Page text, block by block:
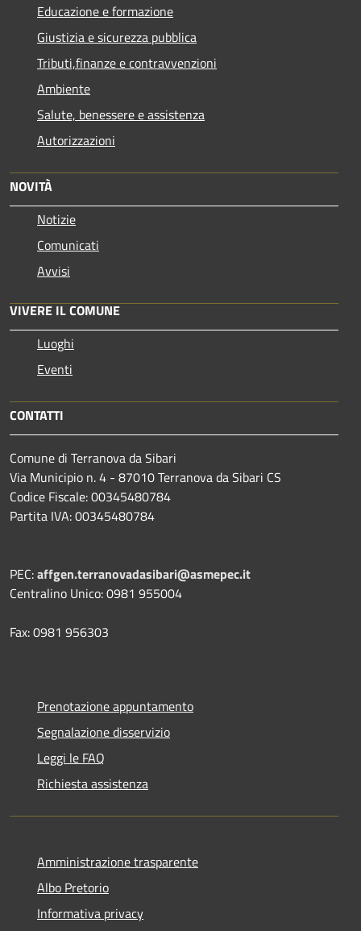
Educazione e formazione
Giustizia e sicurezza pubblica
Tributi,finanze e contravvenzioni
Ambiente
Salute, benessere e assistenza
Autorizzazioni
NOVITÀ
Notizie
Comunicati
Avvisi
VIVERE IL COMUNE
Luoghi
Eventi
CONTATTI
Comune di Terranova da Sibari
Via Municipio n. 4 - 87010 Terranova da Sibari CS
Codice Fiscale: 00345480784
Partita IVA: 00345480784
PEC:affgen.terranovadasibari@asmepec.it
Centralino Unico: 0981 955004
Fax: 0981 956303
Prenotazione appuntamento
Segnalazione disservizio
Leggi le FAQ
Richiesta assistenza
Amministrazione trasparente
Albo Pretorio
Informativa privacy